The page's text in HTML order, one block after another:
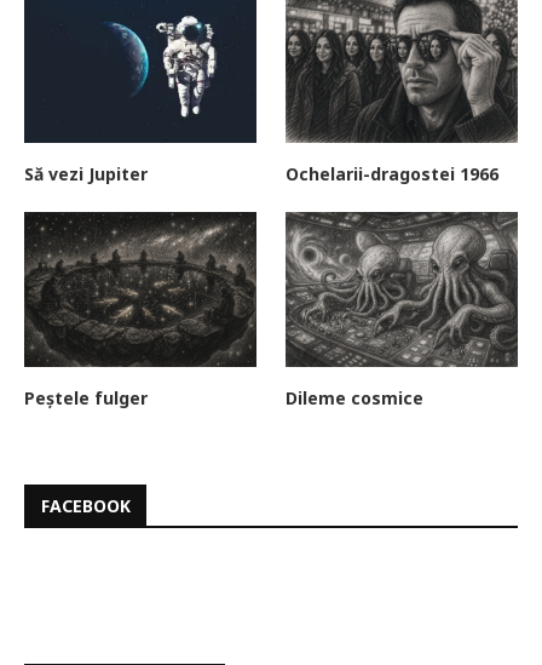
Să vezi Jupiter Ochelarii-dragostei 1966
Peștele fulger Dileme cosmice
FACEBOOK